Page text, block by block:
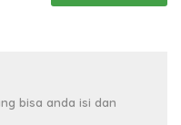
bisa anda isi dan